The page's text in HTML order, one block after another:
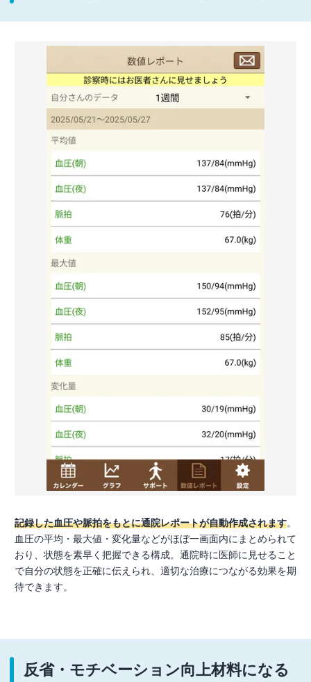
記録した血圧や脈拍をもとに通院レポートが自動作成されます。
血圧の平均・最大値・変化量などがほぼ一画面内にまとめられて
おり、状態を素早く把握できる構成。通院時に医師に見せること
で自分の状態を正確に伝えられ、適切な治療につながる効果を期
待できます。
反省・モチベーション向上材料になる